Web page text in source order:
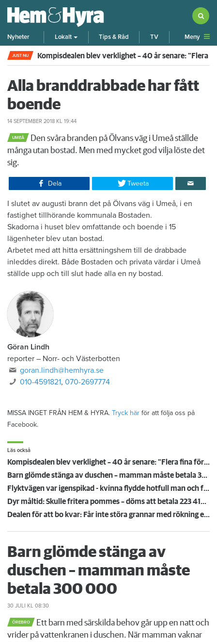
Nyheter Lokalt Tips & Råd TV Meny
JUST NU Kompisdealen blev verklighet – 40 år senare: "Flera
Alla branddrabbade har fått
boende
14 SEPTEMBER 2018 KL 19:44
UMEÅ
Den svåra branden på Ölvans väg i Umeå ställde
många utan bostad. Men med mycket god vilja löste det
sig.
Dela Tweeta
I slutet av augusti brann det på Ölvans väg i Umeå, i en
fastighet tillhörande kommunala Bostaden.
Skadorna i huset blev omfattande och boende i 15
lägenheter blev utan bostad.
Arbetet med att hitta ersättningshem till de drabbade
inleddes direkt. Både Bostaden och privata värdar i Umeå
ställde upp och till slut hade alla en ny bostad.
Göran Lindh
reporter – Norr- och Västerbotten
goran.lindh@hemhyra.se
010-4591821,070-2697774
MISSA INGET FRÅN HEM & HYRA. Tryck här för att följa oss på
Facebook.
Läs också
Kompisdealen blev verklighet – 40 år senare: "Flera fina fördelar med att dela bostad"
Barn glömde stänga av duschen – mamman måste betala 300 000
Flyktvägen var igenspikad - kvinna flydde hotfull man och föll från balkong
Dyr måltid: Skulle fritera pommes – döms att betala 223 419 kronor för köksbrand
Dealen för att bo kvar: Får inte störa grannar med rökning eller utsätta dem för brandfara
Barn glömde stänga av
duschen – mamman måste
betala 300 000
30 JULI KL 08:30
ÖREBRO
Ett barn med särskilda behov går upp en natt och
vrider på vattenkranen i duschen. När mamman vaknar